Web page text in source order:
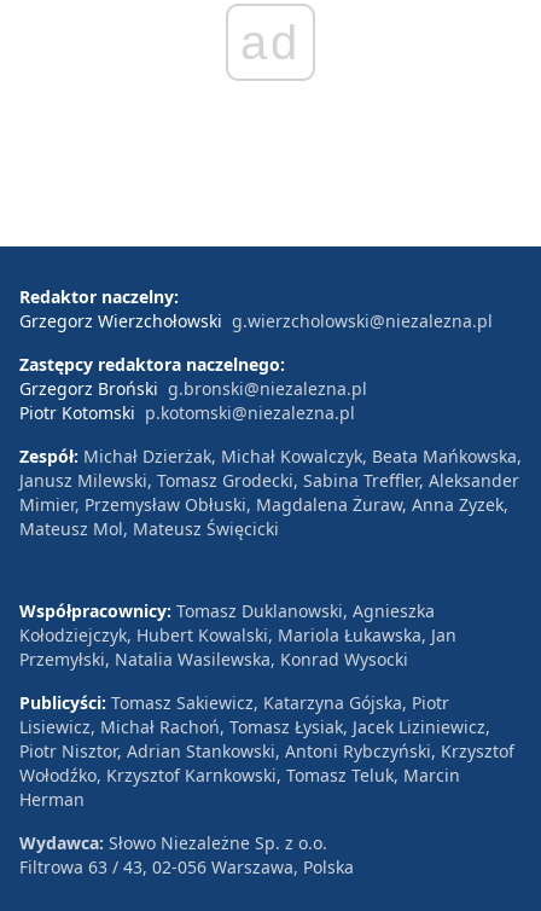
ad
Redaktor naczelny:
Grzegorz Wierzchołowski g.wierzcholowski@niezalezna.pl
Zastępcy redaktora naczelnego:
Grzegorz Broński g.bronski@niezalezna.pl
Piotr Kotomski p.kotomski@niezalezna.pl
Zespół: Michał Dzierżak, Michał Kowalczyk, Beata Mańkowska,
Janusz Milewski, Tomasz Grodecki, Sabina Treffler, Aleksander
Mimier, Przemysław Obłuski, Magdalena Żuraw, Anna Zyzek,
Mateusz Mol, Mateusz Święcicki
Współpracownicy: Tomasz Duklanowski, Agnieszka
Kołodziejczyk, Hubert Kowalski, Mariola Łukawska, Jan
Przemyłski, Natalia Wasilewska, Konrad Wysocki
Publicyści: Tomasz Sakiewicz, Katarzyna Gójska, Piotr
Lisiewicz, Michał Rachoń, Tomasz Łysiak, Jacek Liziniewicz,
Piotr Nisztor, Adrian Stankowski, Antoni Rybczyński, Krzysztof
Wołodźko, Krzysztof Karnkowski, Tomasz Teluk, Marcin
Herman
Wydawca: Słowo Niezależne Sp. z o.o.
Filtrowa 63 / 43, 02-056 Warszawa, Polska